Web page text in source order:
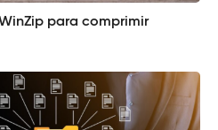
para comprimir